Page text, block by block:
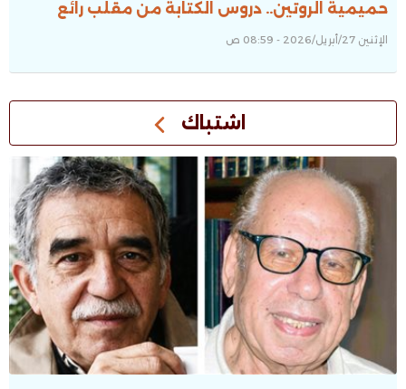
حميمية الروتين.. دروس الكتابة من مقلب رائع
الإثنين 27/أبريل/2026 - 08:59 ص
اشتباك